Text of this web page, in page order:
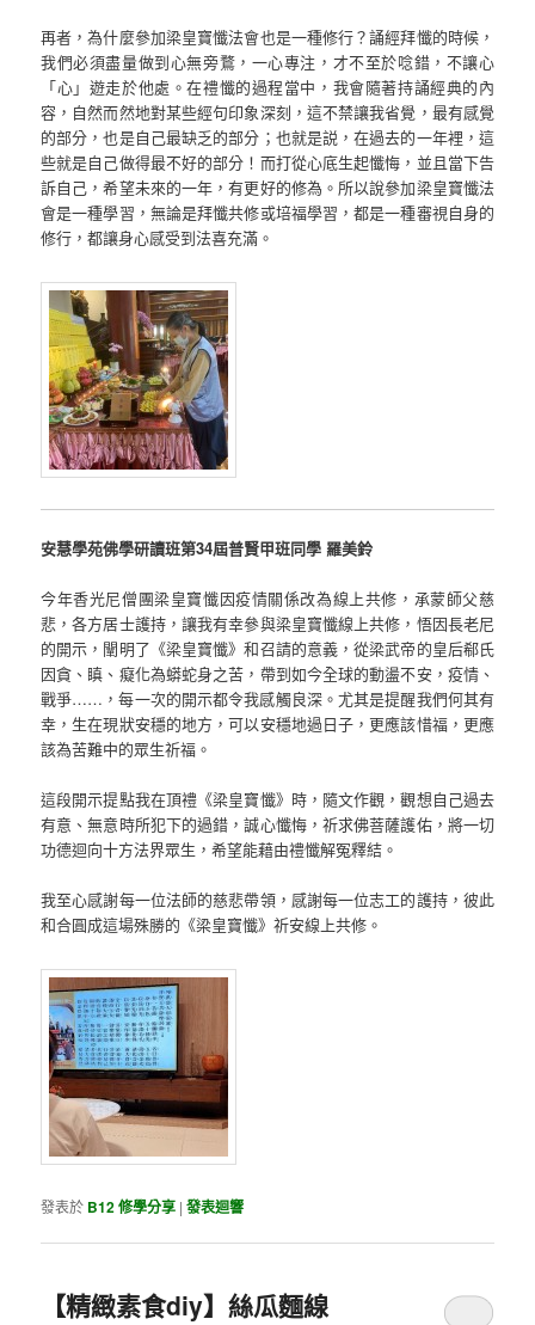
再者，為什麼參加梁皇寶懺法會也是一種修行？誦經拜懺的時候，
我們必須盡量做到心無旁鶩，一心專注，才不至於唸錯，不讓心
「心」遊走於他處。在禮懺的過程當中，我會隨著持誦經典的內
容，自然而然地對某些經句印象深刻，這不禁讓我省覺，最有感覺
的部分，也是自己最缺乏的部分；也就是説，在過去的一年裡，這
些就是自己做得最不好的部分！而打從心底生起懺悔，並且當下告
訴自己，希望未來的一年，有更好的修為。所以說參加梁皇寶懺法
會是一種學習，無論是拜懺共修或培福學習，都是一種審視自身的
修行，都讓身心感受到法喜充滿。
安慧學苑佛學研讀班第34屆普賢甲班同學 羅美鈴
今年香光尼僧團梁皇寶懺因疫情關係改為線上共修，承蒙師父慈
悲，各方居士護持，讓我有幸參與梁皇寶懺線上共修，悟因長老尼
的開示，闡明了《梁皇寶懺》和召請的意義，從梁武帝的皇后郗氏
因貪、瞋、癡化為蟒蛇身之苦，帶到如今全球的動盪不安，疫情、
戰爭……，每一次的開示都令我感觸良深。尤其是提醒我們何其有
幸，生在現狀安穩的地方，可以安穩地過日子，更應該惜福，更應
該為苦難中的眾生祈福。
這段開示提點我在頂禮《梁皇寶懺》時，隨文作觀，觀想自己過去
有意、無意時所犯下的過錯，誠心懺悔，祈求佛菩薩護佑，將一切
功德迴向十方法界眾生，希望能藉由禮懺解冤釋結。
我至心感謝每一位法師的慈悲帶領，感謝每一位志工的護持，彼此
和合圓成這場殊勝的《梁皇寶懺》祈安線上共修。
發表於 B12 修學分享 |發表迴響
【精緻素食diy】絲瓜麵線